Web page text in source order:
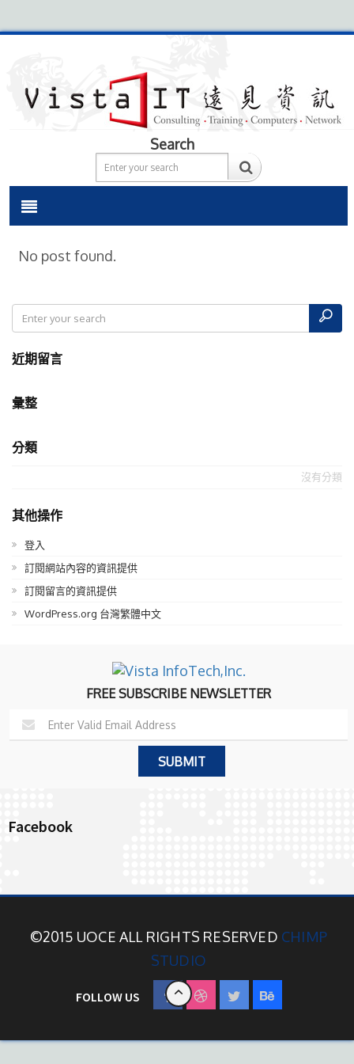
Search
No post found.
近期留言
彙整
分類
沒有分類
其他操作
登入
訂閱網站內容的資訊提供
訂閱留言的資訊提供
WordPress.org 台灣繁體中文
FREE SUBSCRIBE NEWSLETTER
Facebook
©2015 UOCE ALL RIGHTS RESERVED CHIMP
STUDIO
FOLLOW US